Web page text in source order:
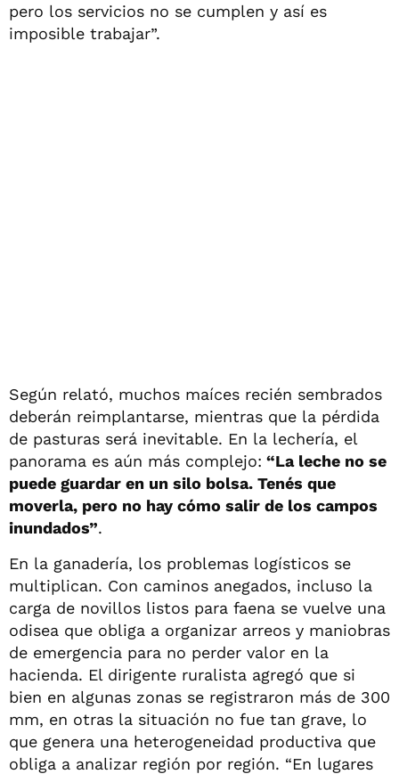
pero los servicios no se cumplen y así es
imposible trabajar”.
Según relató, muchos maíces recién sembrados
deberán reimplantarse, mientras que la pérdida
de pasturas será inevitable. En la lechería, el
panorama es aún más complejo: “La leche no se
puede guardar en un silo bolsa. Tenés que
moverla, pero no hay cómo salir de los campos
inundados”.
En la ganadería, los problemas logísticos se
multiplican. Con caminos anegados, incluso la
carga de novillos listos para faena se vuelve una
odisea que obliga a organizar arreos y maniobras
de emergencia para no perder valor en la
hacienda. El dirigente ruralista agregó que si
bien en algunas zonas se registraron más de 300
mm, en otras la situación no fue tan grave, lo
que genera una heterogeneidad productiva que
obliga a analizar región por región. “En lugares